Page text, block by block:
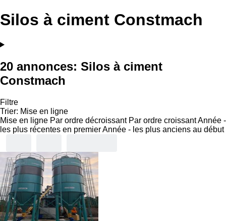
Silos à ciment Constmach
20 annonces: Silos à ciment
Constmach
Filtre
Trier: Mise en ligne
Mise en ligne Par ordre décroissant Par ordre croissantAnnée -
les plus récentes en premierAnnée - les plus anciens au début